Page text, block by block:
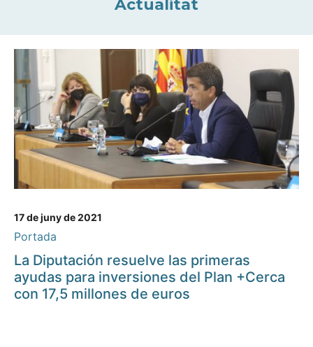
Actualitat
17 de juny de 2021
Portada
La Diputación resuelve las primeras
ayudas para inversiones del Plan +Cerca
con 17,5 millones de euros